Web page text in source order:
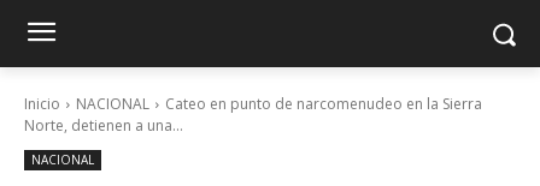
Inicio NACIONAL
Cateo en punto de narcomenudeo en la Sierra
Norte, detienen a una...
NACIONAL